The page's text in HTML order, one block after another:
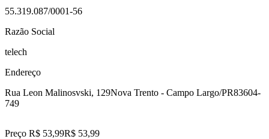
55.319.087/0001-56
Razão Social
telech
Endereço
Rua Leon Malinosvski, 129Nova Trento - Campo Largo/PR83604-
749
Preço R$ 53,99R$ 53,99